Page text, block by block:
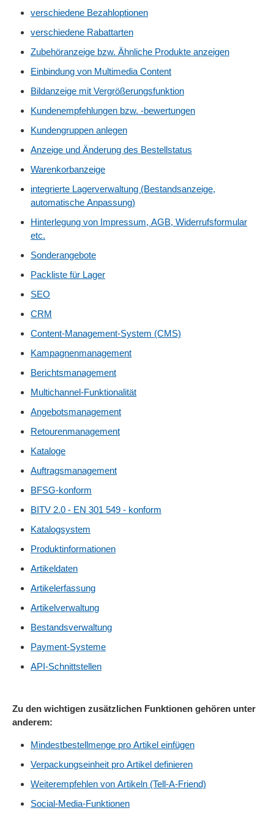
verschiedene Bezahloptionen
verschiedene Rabattarten
Zubehöranzeige bzw. Ähnliche Produkte anzeigen
Einbindung von Multimedia Content
Bildanzeige mit Vergrößerungsfunktion
Kundenempfehlungen bzw. -bewertungen
Kundengruppen anlegen
Anzeige und Änderung des Bestellstatus
Warenkorbanzeige
integrierte Lagerverwaltung (Bestandsanzeige,
automatische Anpassung)
Hinterlegung von Impressum, AGB, Widerrufsformular
etc.
Sonderangebote
Packliste für Lager
SEO
CRM
Content-Management-System (CMS)
Kampagnenmanagement
Berichtsmanagement
Multichannel-Funktionalität
Angebotsmanagement
Retourenmanagement
Kataloge
Auftragsmanagement
BFSG-konform
BITV 2.0 - EN 301 549 - konform
Katalogsystem
Produktinformationen
Artikeldaten
Artikelerfassung
Artikelverwaltung
Bestandsverwaltung
Payment-Systeme
API-Schnittstellen
Zu den wichtigen zusätzlichen Funktionen gehören unter
anderem:
Mindestbestellmenge pro Artikel einfügen
Verpackungseinheit pro Artikel definieren
Weiterempfehlen von Artikeln (Tell-A-Friend)
Social-Media-Funktionen